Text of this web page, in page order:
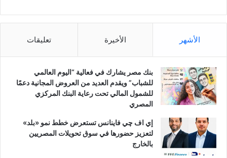
الأشهر الأخيرة تعليقات
بنك مصر يشارك في فعالية “اليوم العالمي
للشباب” ويقدم العديد من العروض المجانية دعمًا
للشمول المالي تحت رعاية البنك المركزي
المصري
إي اف چي فاينانس تستعرض خطط نمو «بلد»
لتعزيز حضورها في سوق تحويلات المصريين
بالخارج